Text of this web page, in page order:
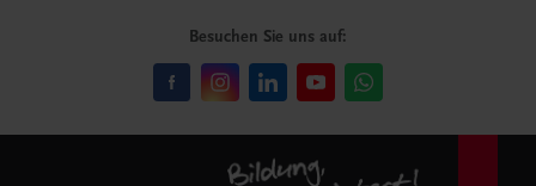
Besuchen Sie uns auf: